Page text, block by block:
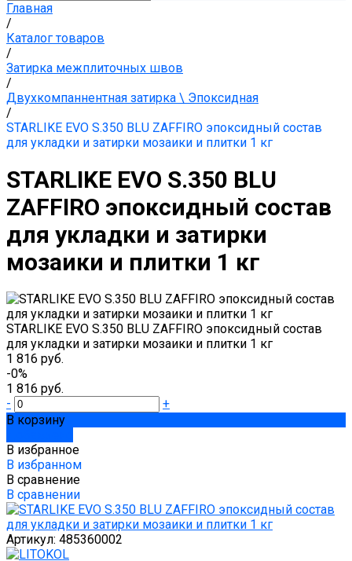
Главная
/
Каталог товаров
/
Затирка межплиточных швов
/
Двухкомпаннентная затирка \ Эпоксидная
/
STARLIKE EVO S.350 BLU ZAFFIRO эпоксидный состав
для укладки и затирки мозаики и плитки 1 кг
STARLIKE EVO S.350 BLU
ZAFFIRO эпоксидный состав
для укладки и затирки
мозаики и плитки 1 кг
STARLIKE EVO S.350 BLU ZAFFIRO эпоксидный состав
для укладки и затирки мозаики и плитки 1 кг
1 816 руб.
-0%
1 816 руб.
-
+
В корзину
В избранное
В избранном
В сравнение
В сравнении
Артикул: 485360002